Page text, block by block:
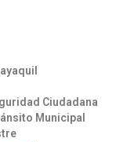
Ciudadana
Municipal